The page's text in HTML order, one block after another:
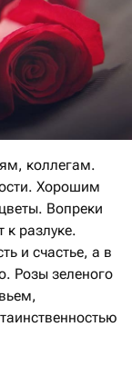
коллегам.
Хорошим
Вопреки
к разлуке.
и счастье, а в
Розы зеленого